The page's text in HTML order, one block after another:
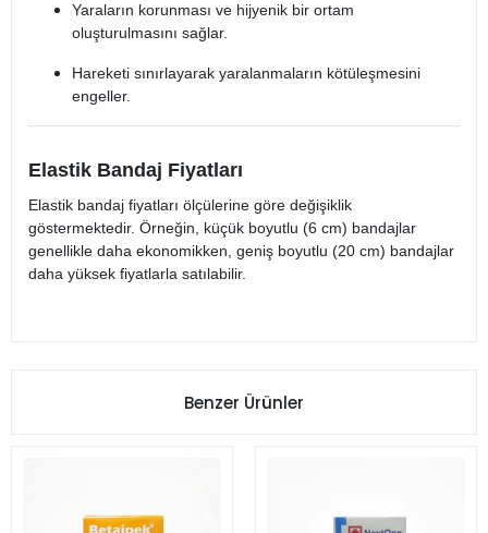
Yaraların korunması ve hijyenik bir ortam
oluşturulmasını sağlar.
Hareketi sınırlayarak yaralanmaların kötüleşmesini
engeller.
Elastik Bandaj Fiyatları
Elastik bandaj fiyatları ölçülerine göre değişiklik
göstermektedir. Örneğin, küçük boyutlu (6 cm) bandajlar
genellikle daha ekonomikken, geniş boyutlu (20 cm) bandajlar
daha yüksek fiyatlarla satılabilir.
Benzer Ürünler